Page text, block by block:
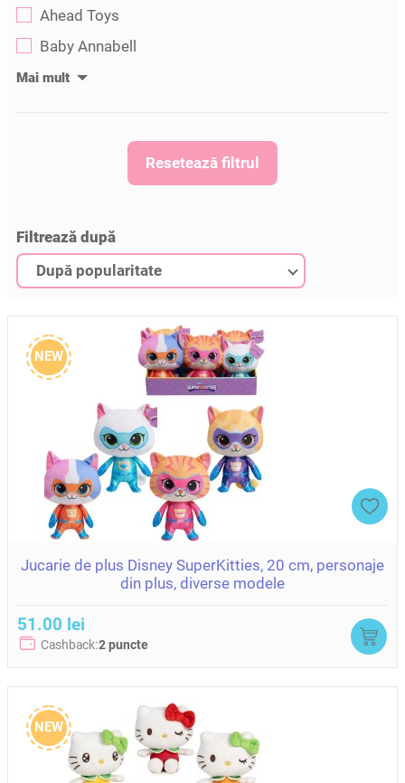
Ahead Toys
Baby Annabell
Resetează filtrul
Filtrează după
După popularitate
NEW
Jucarie de plus Disney SuperKitties, 20 cm, personaje
din plus, diverse modele
51.00 lei
Cashback:2 puncte
NEW